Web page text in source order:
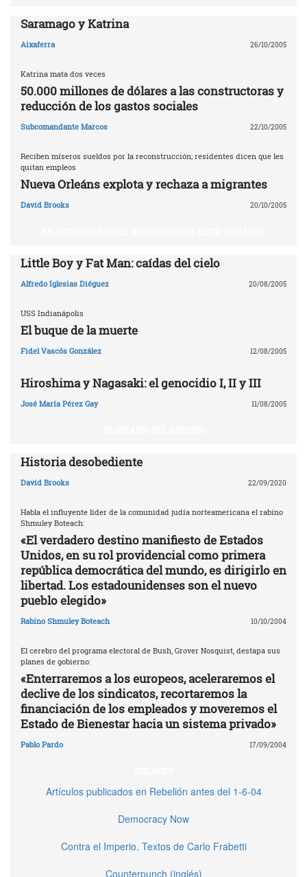
Saramago y Katrina
Aixaferra 26/10/2005
Katrina mata dos veces
50.000 millones de dólares a las constructoras y
reducción de los gastos sociales
Subcomandante Marcos 22/10/2005
Reciben míseros sueldos por la reconstrucción; residentes dicen que les
quitan empleos
Nueva Orleáns explota y rechaza a migrantes
David Brooks 20/10/2005
Little Boy y Fat Man: caídas del cielo
Alfredo Iglesias Diéguez 20/08/2005
USS Indianápolis
El buque de la muerte
Fidel Vascós González 12/08/2005
Hiroshima y Nagasaki: el genocidio I, II y III
José María Pérez Gay 11/08/2005
Historia desobediente
David Brooks 22/09/2020
Habla el influyente líder de la comunidad judía norteamericana el rabino
Shmuley Boteach:
«El verdadero destino manifiesto de Estados
Unidos, en su rol providencial como primera
república democrática del mundo, es dirigirlo en
libertad. Los estadounidenses son el nuevo
pueblo elegido»
Rabino Shmuley Boteach 10/10/2004
El cerebro del programa electoral de Bush, Grover Nosquist, destapa sus
planes de gobierno:
«Enterraremos a los europeos, aceleraremos el
declive de los sindicatos, recortaremos la
financiación de los empleados y moveremos el
Estado de Bienestar hacia un sistema privado»
Pablo Pardo 17/09/2004
Artículos publicados en Rebelión antes del 1-6-04
Democracy Now
Contra el Imperio. Textos de Carlo Frabetti
Counterpunch (inglés)